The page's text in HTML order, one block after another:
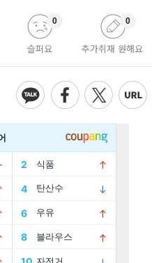
슬퍼요
0
추가취재 원해요
0